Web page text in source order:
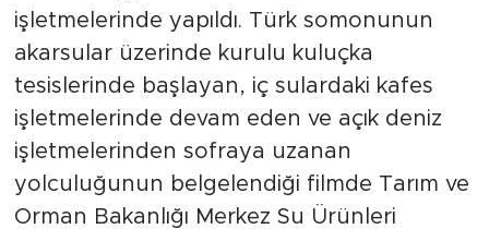
işletmelerinde yapıldı. Türk somonunun
akarsular üzerinde kurulu kuluçka
tesislerinde başlayan, iç sulardaki kafes
işletmelerinde devam eden ve açık deniz
işletmelerinden sofraya uzanan
yolculuğunun belgelendiği filmde Tarım ve
Orman Bakanlığı Merkez Su Ürünleri